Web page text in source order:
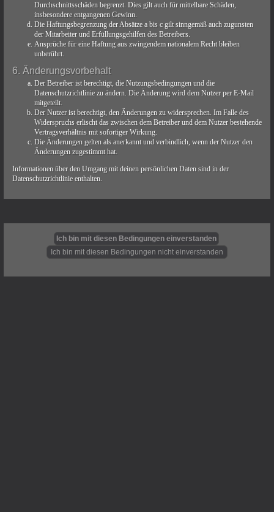
Durchschnittsschäden begrenzt. Dies gilt auch für mittelbare Schäden,
insbesondere entgangenen Gewinn.
Die Haftungsbegrenzung der Absätze a bis c gilt sinngemäß auch zugunsten
der Mitarbeiter und Erfüllungsgehilfen des Betreibers.
Ansprüche für eine Haftung aus zwingendem nationalem Recht bleiben
unberührt.
6. Änderungsvorbehalt
Der Betreiber ist berechtigt, die Nutzungsbedingungen und die
Datenschutzrichtlinie zu ändern. Die Änderung wird dem Nutzer per E-Mail
mitgeteilt.
Der Nutzer ist berechtigt, den Änderungen zu widersprechen. Im Falle des
Widerspruchs erlischt das zwischen dem Betreiber und dem Nutzer bestehende
Vertragsverhältnis mit sofortiger Wirkung.
Die Änderungen gelten als anerkannt und verbindlich, wenn der Nutzer den
Änderungen zugestimmt hat.
Informationen über den Umgang mit deinen persönlichen Daten sind in der
Datenschutzrichtlinie enthalten.